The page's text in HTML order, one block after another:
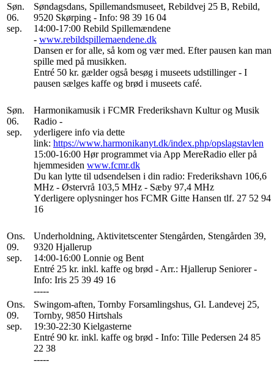
Søn.
06.
sep.
Søndagsdans, Spillemandsmuseet, Rebildvej 25 B, Rebild,
9520 Skørping - Info: 98 39 16 04
14:00-17:00 Rebild Spillemændene
- www.rebildspillemaendene.dk
Dansen er for alle, så kom og vær med. Efter pausen kan man
spille med på musikken.
Entré 50 kr. gælder også besøg i museets udstillinger - I
pausen sælges kaffe og brød i museets café.
Søn.
06.
sep.
Harmonikamusik i FCMR Frederikshavn Kultur og Musik
Radio -
yderligere info via dette
link: https://www.harmonikanyt.dk/index.php/opslagstavlen
15:00-16:00 Hør programmet via App MereRadio eller på
hjemmesiden www.fcmr.dk
Du kan lytte til udsendelsen i din radio: Frederikshavn 106,6
MHz - Østervrå 103,5 MHz - Sæby 97,4 MHz
Yderligere oplysninger hos FCMR Gitte Hansen tlf. 27 52 94
16
Ons.
09.
sep.
Underholdning, Aktivitetscenter Stengården, Stengården 39,
9320 Hjallerup
14:00-16:00 Lonnie og Bent
Entré 25 kr. inkl. kaffe og brød - Arr.: Hjallerup Seniorer -
Info: Iris 25 39 49 16
-----
Ons.
09.
sep.
Swingom-aften, Tornby Forsamlingshus, Gl. Landevej 25,
Tornby, 9850 Hirtshals
19:30-22:30 Kielgasterne
Entré 90 kr. inkl. kaffe og brød - Info: Tille Pedersen 24 85
22 38
-----